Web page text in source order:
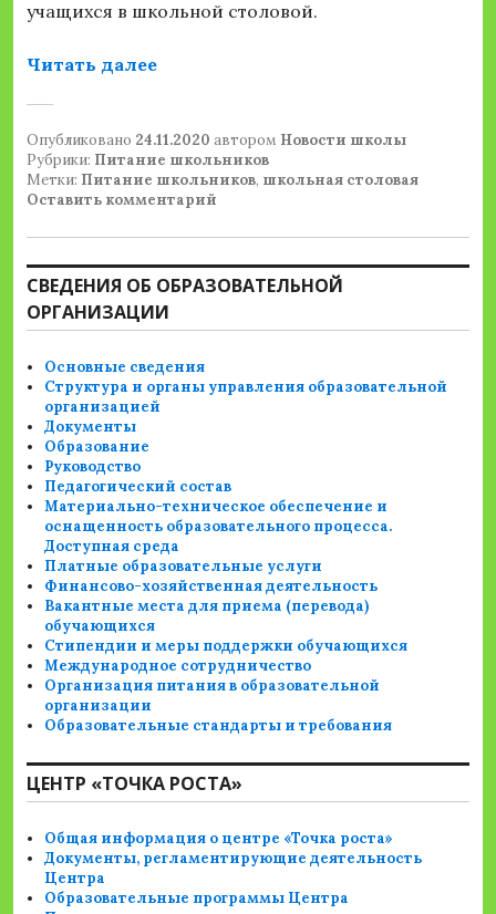
учащихся в школьной столовой.
Читать далее«Проверка качества питания»
Опубликовано 24.11.2020 автором Новости школы
Рубрики: Питание школьников
Метки: Питание школьников, школьная столовая
Оставить комментарий
СВЕДЕНИЯ ОБ ОБРАЗОВАТЕЛЬНОЙ
ОРГАНИЗАЦИИ
Основные сведения
Структура и органы управления образовательной
организацией
Документы
Образование
Руководство
Педагогический состав
Материально-техническое обеспечение и
оснащенность образовательного процесса.
Доступная среда
Платные образовательные услуги
Финансово-хозяйственная деятельность
Вакантные места для приема (перевода)
обучающихся
Стипендии и меры поддержки обучающихся
Международное сотрудничество
Организация питания в образовательной
организации
Образовательные стандарты и требования
ЦЕНТР «ТОЧКА РОСТА»
Общая информация о центре «Точка роста»
Документы, регламентирующие деятельность
Центра
Образовательные программы Центра